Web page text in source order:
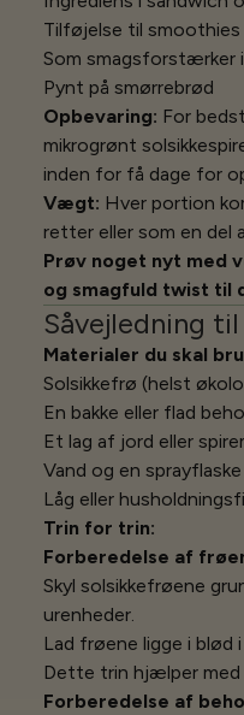
Tilføjelse til smoothies
Som smagsforstærker
Pynt på smørrebrød
Opbevaring: For
mikrogrønt
inden for få dage for
Vægt: Hver portion
retter eller som en
Prøv noget nyt med
og smagfuld twist til
Såvejledning
Materialer du skal
Solsikkefrø (helst
En bakke eller flad
Et lag af jord eller
Vand og en sprayflaske
Låg eller
Trin for trin:
Forberedelse af
Skyl solsikkefrøene
urenheder.
Lad frøene ligge i blød
Dette trin hjælper med
Forberedelse af